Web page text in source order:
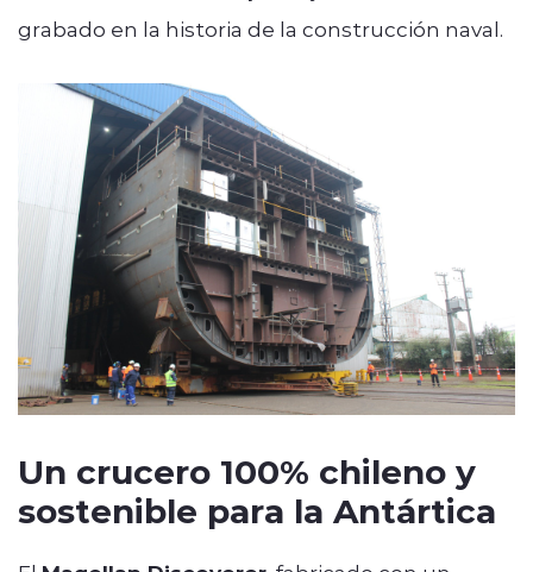
grabado en la historia de la construcción naval.
Un crucero 100% chileno y
sostenible para la Antártica